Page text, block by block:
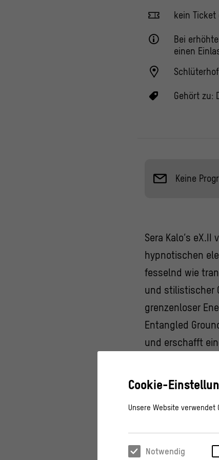
kein Ticket
Bei
einen
Schlüterhof
Gehört zu:
Keine
Sera Kalo’s
hypnotischen
fesselnd wie
und stilistischer
grenzenloser
Entangled
und erschafft
lokale
Cookie-
Unsere Website verwendet
Notwendig